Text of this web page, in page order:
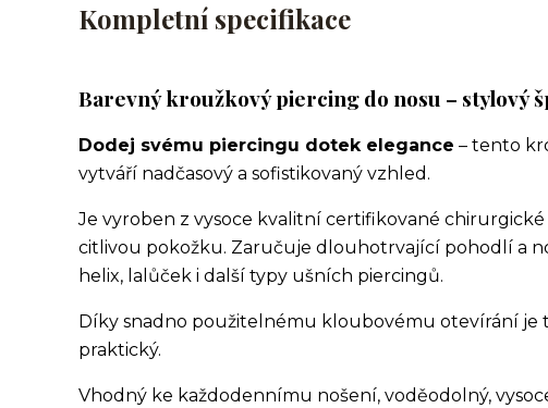
Kompletní specifikace
Barevný kroužkový piercing do nosu – stylový
Dodej svému piercingu dotek elegance – tento
vytváří nadčasový a sofistikovaný vzhled.
Je vyroben z vysoce kvalitní certifikované
citlivou pokožku. Zaručuje dlouhotrvající pohodlí a
helix, lalůček i další typy ušních piercingů.
Díky snadno použitelnému kloubovému otevírání je
praktický.
Vhodný ke každodennímu nošení, voděodolný,